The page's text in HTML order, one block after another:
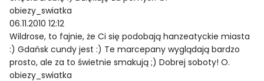
obiezy_swiatka
06.11.2010 12:12
Wildrose, to fajnie, że Ci się podobają hanzeatyckie miasta
:) Gdańsk cundy jest :) Te marcepany wyglądają bardzo
prosto, ale za to świetnie smakują ;) Dobrej soboty! O.
obiezy_swiatka